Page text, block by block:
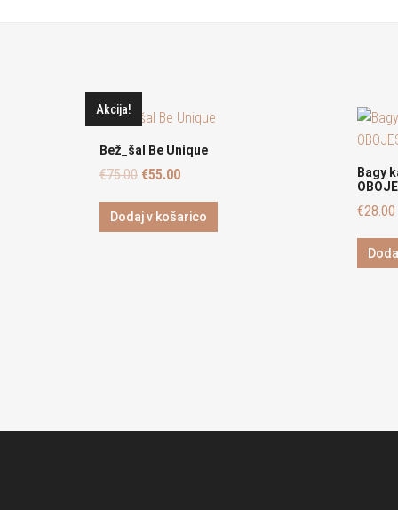
Akcija!
Bež_šal Be Unique
€75.00 €55.00
Dodaj v košarico
Bagy
€28.00